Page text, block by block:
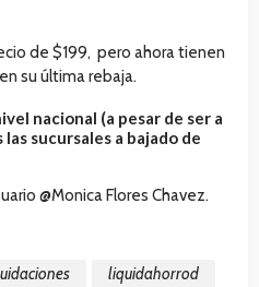
de $199, pero ahora tienen
su última rebaja.
nacional (a pesar de ser a
sucursales a bajado de
@Monica Flores Chavez.
liquidahorrod